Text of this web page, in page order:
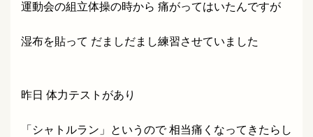
運動会の組立体操の時から 痛がってはいたんですが
湿布を貼って だましだまし練習させていました
昨日 体力テストがあり
「シャトルラン」というので 相当痛くなってきたらし